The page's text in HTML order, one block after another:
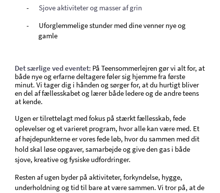
- Sjove aktiviteter og masser af grin
-
Uforglemmelige stunder med dine venner nye og
gamle
Det særlige ved eventet: På Teensommerlejren gør vi alt for, at
både nye og erfarne deltagere føler sig hjemme fra første
minut. Vi tager dig i hånden og sørger for, at du hurtigt bliver
en del af fællesskabet og lærer både ledere og de andre teens
at kende.
Ugen er tilrettelagt med fokus på stærkt fællesskab, fede
oplevelser og et varieret program, hvor alle kan være med. Et
af højdepunkterne er vores fede løb, hvor du sammen med dit
hold skal løse opgaver, samarbejde og give den gas i både
sjove, kreative og fysiske udfordringer.
Resten af ugen byder på aktiviteter, forkyndelse, hygge,
underholdning og tid til bare at være sammen. Vi tror på, at de